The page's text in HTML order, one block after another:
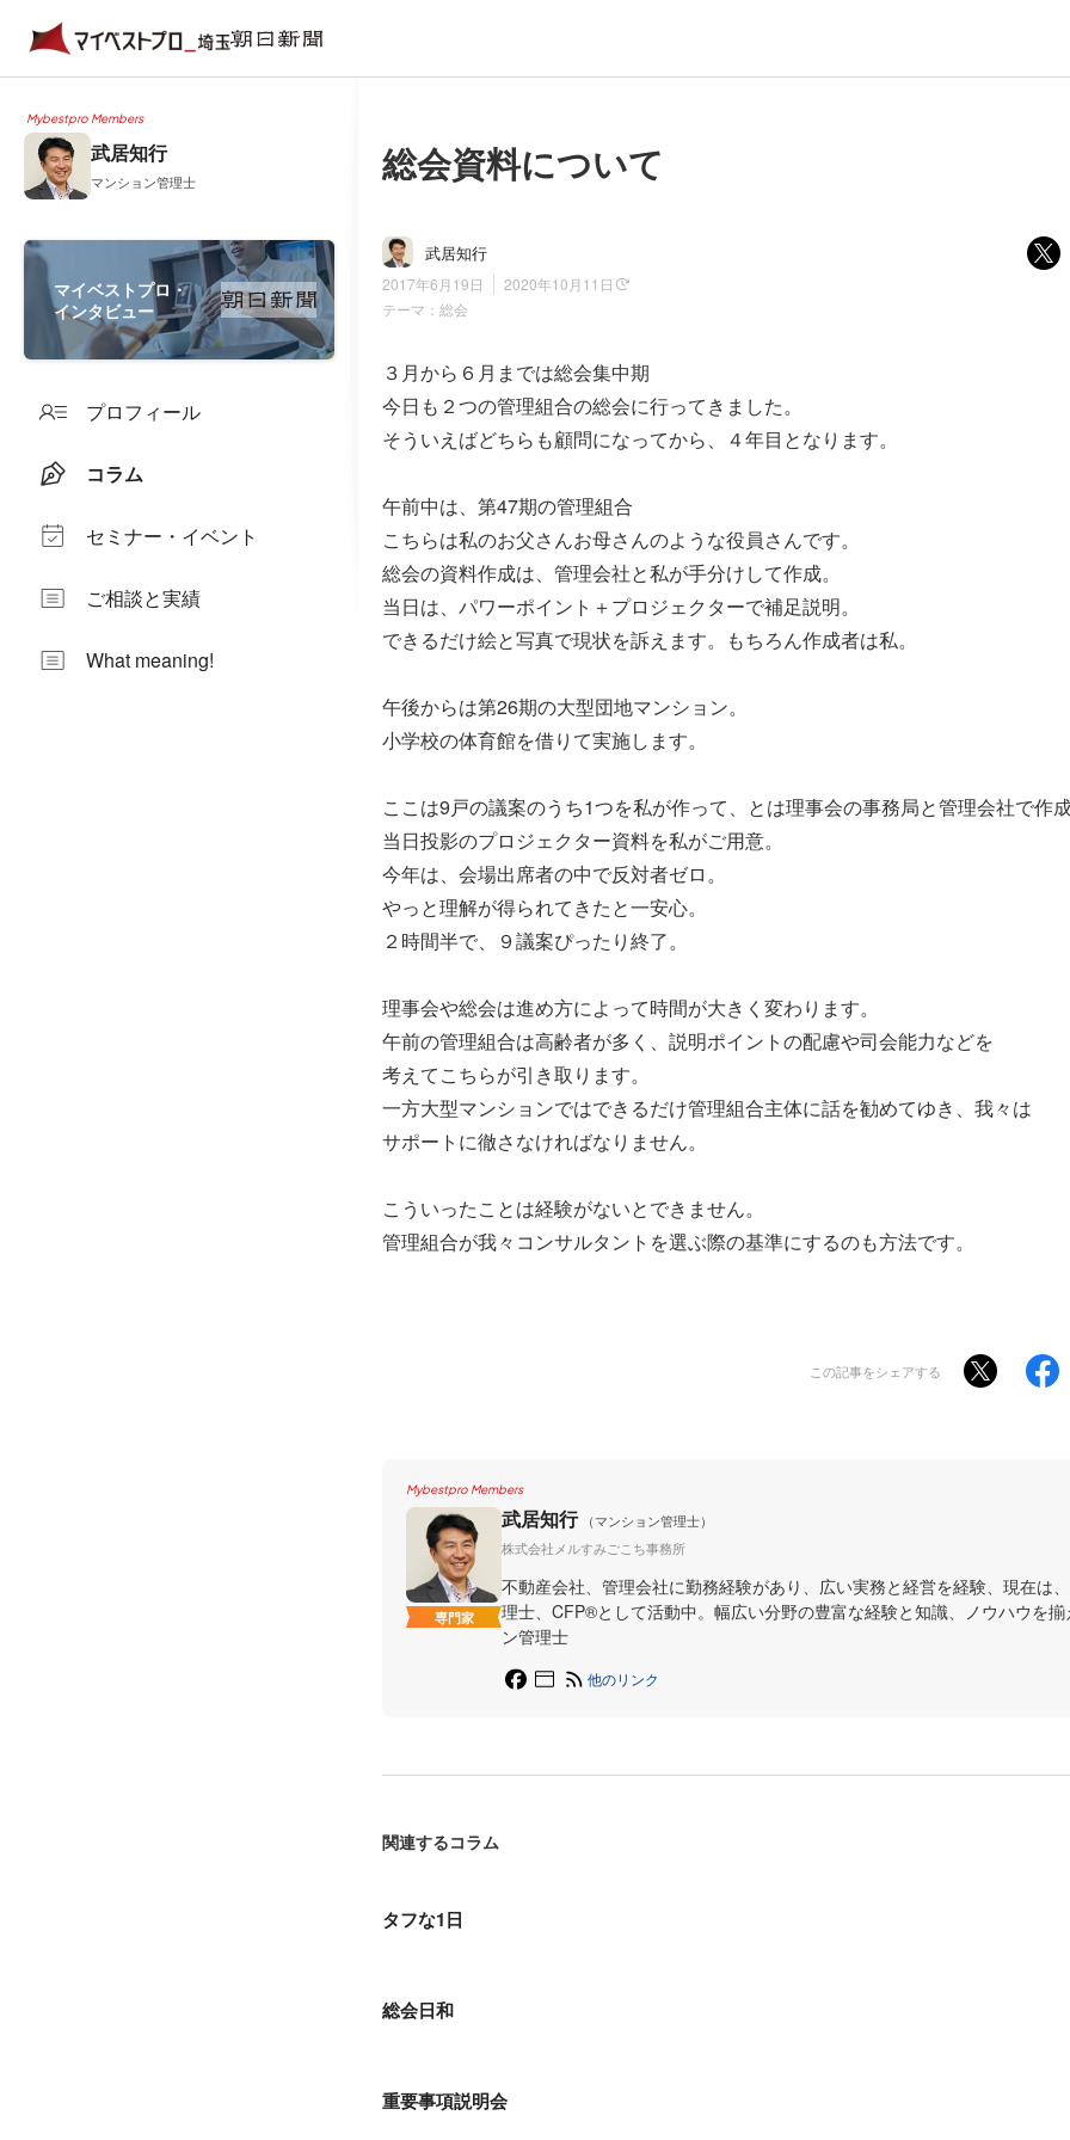
Mybestpro Members
武居知行
マンション管理士
マイベストプロ・
インタビュー
プロフィール
コラム
セミナー・イベント
ご相談と実績
What meaning!
総会資料について
武居知行
2017年6月19日
2020年10月11日
テーマ： 総会
３月から６月までは総会集中期
今日も２つの管理組合の総会に行ってきました。
そういえばどちらも顧問になってから、４年目となります。
午前中は、第47期の管理組合
こちらは私のお父さんお母さんのような役員さんです。
総会の資料作成は、管理会社と私が手分けして作成。
当日は、パワーポイント＋プロジェクターで補足説明。
できるだけ絵と写真で現状を訴えます。もちろん作成者は私。
午後からは第26期の大型団地マンション。
小学校の体育館を借りて実施します。
ここは9戸の議案のうち1つを私が作って、とは理事会の事務局と管理会社で作成
当日投影のプロジェクター資料を私がご用意。
今年は、会場出席者の中で反対者ゼロ。
やっと理解が得られてきたと一安心。
２時間半で、９議案ぴったり終了。
理事会や総会は進め方によって時間が大きく変わります。
午前の管理組合は高齢者が多く、説明ポイントの配慮や司会能力などを
考えてこちらが引き取ります。
一方大型マンションではできるだけ管理組合主体に話を勧めてゆき、我々は
サポートに徹さなければなりません。
こういったことは経験がないとできません。
管理組合が我々コンサルタントを選ぶ際の基準にするのも方法です。
この記事をシェアする
Mybestpro Members
専門家
武居知行
（マンション管理士）
株式会社メルすみごこち事務所
不動産会社、管理会社に勤務経験があり、広い実務と経営を経験、現在は
理士、CFP®︎として活動中。幅広い分野の豊富な経験と知識、ノウハウを揃
ン管理士
他のリンク
関連するコラム
タフな1日
総会日和
重要事項説明会